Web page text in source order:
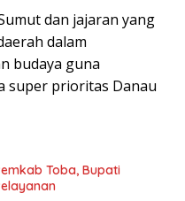
dan jajaran yang
dalam
budaya guna
super prioritas Danau
Toba, Bupati